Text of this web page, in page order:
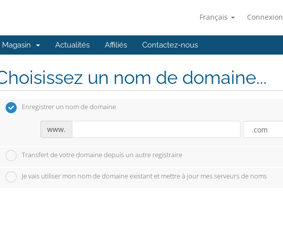
Français Connexion
Magasin Actualités Affiliés Contactez-nous
un nom de domaine...
Enregistrer un nom de domaine
www.
Transfert de votre domaine depuis un autre registraire
Je vais utiliser mon nom de domaine existant et mettre à jour mes serveurs de noms